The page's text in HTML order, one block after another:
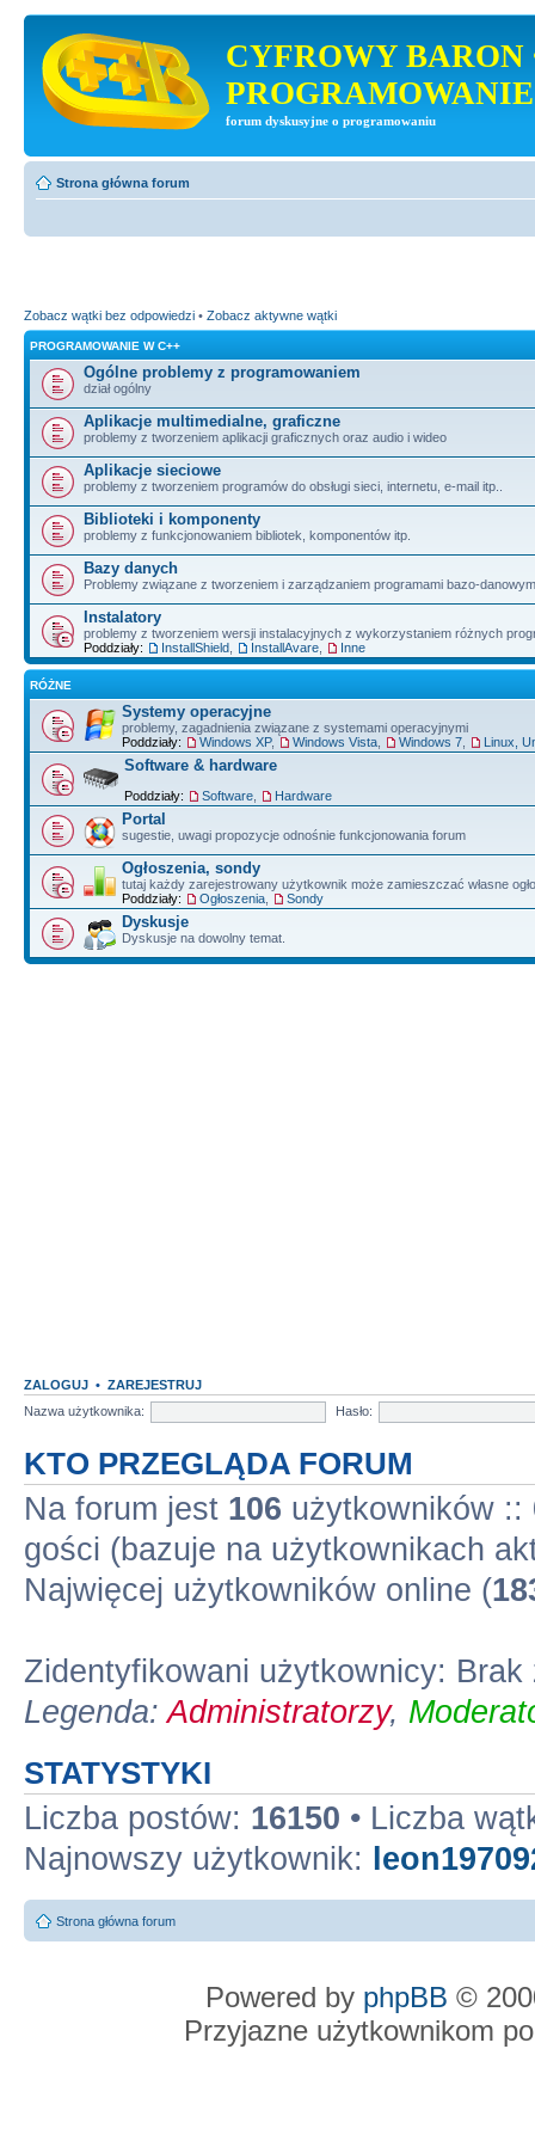
CYFROWY BARON
PROGRAMOWANIE
forum dyskusyjne o programowaniu
Strona główna forum
Zobacz wątki bez odpowiedzi • Zobacz aktywne wątki
PROGRAMOWANIE W C++
Ogólne problemy z programowaniem
dział ogólny
Aplikacje multimedialne, graficzne
problemy z tworzeniem aplikacji graficznych oraz audio i wideo
Aplikacje sieciowe
problemy z tworzeniem programów do obsługi sieci, internetu, e-mail itp..
Biblioteki i komponenty
problemy z funkcjonowaniem bibliotek, komponentów itp.
Bazy danych
Problemy związane z tworzeniem i zarządzaniem programami bazo-
Instalatory
problemy z tworzeniem wersji instalacyjnych z wykorzystaniem różnych
Poddziały:
InstallShield InstallAvare Inne
RÓŻNE
Systemy operacyjne
problemy, zagadnienia związane z systemami operacyjnymi
Poddziały:
Windows XP, Windows Vista Windows 7 Linux,
Software & hardware
Poddziały: Software Hardware
Portal
sugestie, uwagi propozycje odnośnie funkcjonowania forum
Ogłoszenia, sondy
tutaj każdy zarejestrowany użytkownik może zamieszczać własne
Poddziały:
Ogłoszenia Sondy
Dyskusje
Dyskusje na dowolny temat.
ZALOGUJ • ZAREJESTRUJ
Nazwa użytkownika:
Hasło:
KTO PRZEGLĄDA FORUM
Na forum jest 106 użytkowników ::
gości (bazuje na użytkownikach
Najwięcej użytkowników online (
Zidentyfikowani użytkownicy:
Legenda:Administratorzy,
STATYSTYKI
Liczba postów: 16150 • Liczba
Najnowszy użytkownik:
Strona główna forum
Powered by phpBB ©
Przyjazne użytkownikom